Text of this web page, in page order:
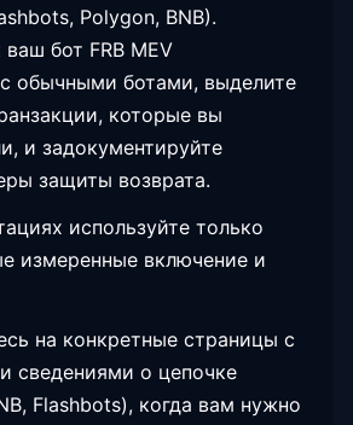
Polygon, BNB).
бот FRB MEV
обычными ботами, выделите
которые вы
и задокументируйте
защиты возврата.
используйте только
измеренные включение и
на конкретные страницы с
сведениями о цепочке
Flashbots), когда вам нужно